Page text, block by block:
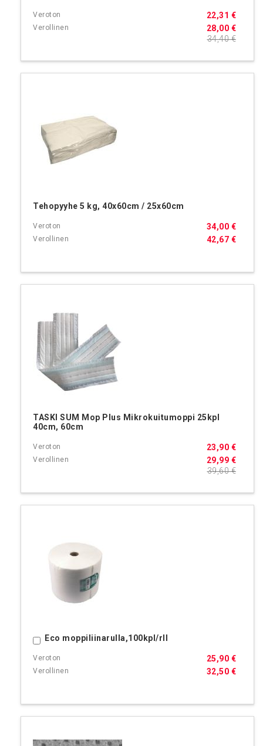
28,00 €
22,31 €
34,40 €
Tehopyyhe 5 kg, 40x60cm / 25x60cm
42,67 €
34,00 €
TASKI SUM Mop Plus Mikrokuitumoppi 25kpl
40cm, 60cm
29,99 €
23,90 €
39,60 €
Eco moppiliinarulla,100kpl/rll
32,50 €
25,90 €
Ostoskoriin